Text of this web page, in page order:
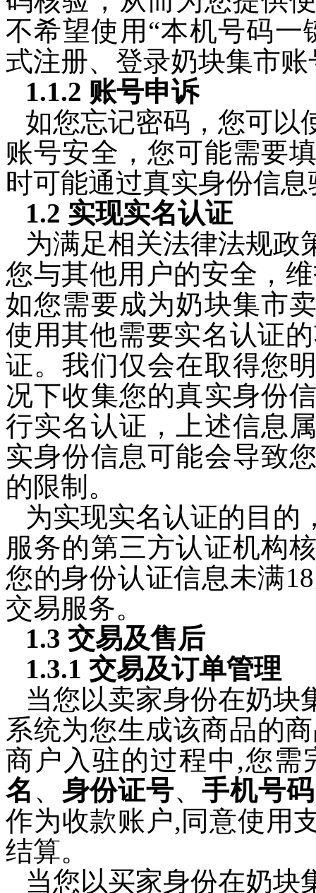
不希望使用“本机号码
式注册、登录奶块集市账
1.1.2 账号申诉
如您忘记密码，您可以
账号安全，您可能需要
时可能通过真实身份信
1.2 实现实名认证
为满足相关法律法规政
您与其他用户的安全，
如您需要成为奶块集市
使用其他需要实名认证
证。我们仅会在取得您
况下收集您的真实身份
行实名认证 ， 上述信息
实身份信息可能会导致
的限制。
为实现实名认证的目的
服务的第三方认证机构
您的身份认证信息未满
交易服务。
1.3 交易及售后
1.3.1 交易及订单管理
当您以卖家身份在奶块
系统为您生成该商品的
商户入驻的过程中,您需
名 、 身份证号、手机号码
作为收款账户,同意使用
结算。
当您以买家身份在奶块